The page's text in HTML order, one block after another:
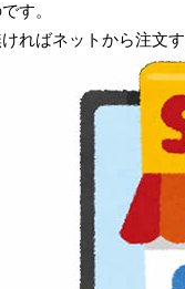
す。
ればネットから注文